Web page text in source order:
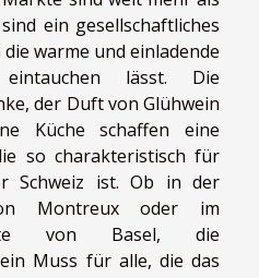
ein gesellschaftliches
warme und einladende
lässt. Die
der Duft von Glühwein
Küche schaffen eine
so charakteristisch für
Schweiz ist. Ob in der
Montreux oder im
von Basel, die
Muss für alle, die das